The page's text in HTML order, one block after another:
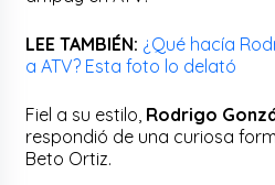
LEE TAMBIÉN: ¿Qué hacía
a ATV? Esta foto lo delató
Fiel a su estilo, Rodrigo
respondió de una curiosa
Beto Ortiz.